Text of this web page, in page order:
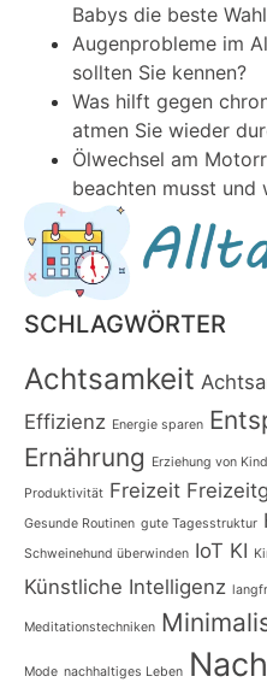
Babys die beste
Augenprobleme im
sollten Sie kennen?
Was hilft gegen
atmen Sie wieder
Ölwechsel am
beachten musst und
SCHLAGWÖRTER
Achtsamkeit
Effizienz Energie sparen
Ernährung Erziehung von
Produktivität Freizeit
Gesunde Routinen gute Tagesstruktur
Schweinehund überwinden IoT KI
Künstliche Intelligenz
Meditationstechniken
Mode nachhaltiges Leben